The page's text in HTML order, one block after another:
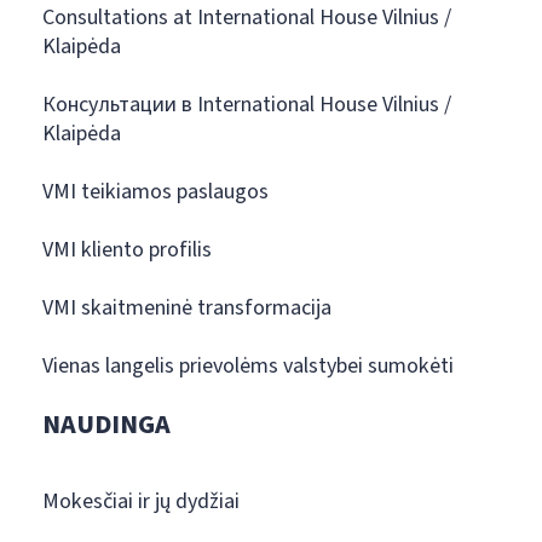
Consultations at International House Vilnius /
Klaipėda
Консультации в International House Vilnius /
Klaipėda
VMI teikiamos paslaugos
VMI kliento profilis
VMI skaitmeninė transformacija
Vienas langelis prievolėms valstybei sumokėti
NAUDINGA
Mokesčiai ir jų dydžiai